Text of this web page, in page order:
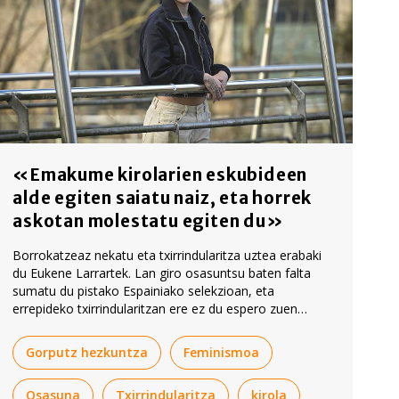
«Emakume kirolarien eskubideen
alde egiten saiatu naiz, eta horrek
askotan molestatu egiten du»
Borrokatzeaz nekatu eta txirrindularitza uztea erabaki
du Eukene Larrartek. Lan giro osasuntsu baten falta
sumatu du pistako Espainiako selekzioan, eta
errepideko txirrindularitzan ere ez du espero zuen
Gorputz hezkuntza
Feminismoa
Osasuna Txirrindularitza kirola